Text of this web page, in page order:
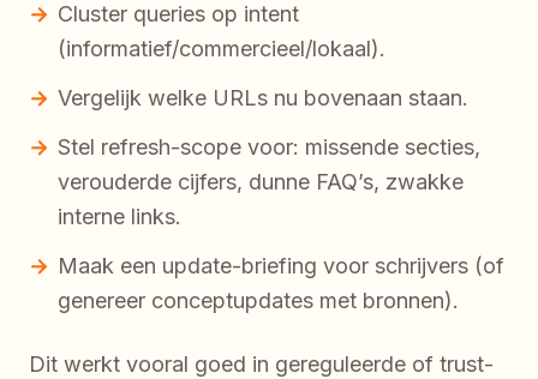
Cluster queries op intent
(informatief/commercieel/lokaal).
Vergelijk welke URLs nu bovenaan staan.
Stel refresh-scope voor: missende secties,
verouderde cijfers, dunne FAQ’s, zwakke
interne links.
Maak een update-briefing voor schrijvers (of
genereer conceptupdates met bronnen).
Dit werkt vooral goed in gereguleerde of trust-